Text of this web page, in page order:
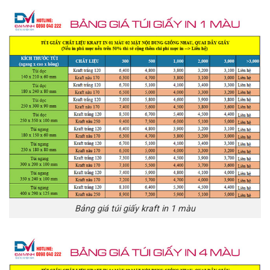
Bảng giá túi giấy kraft in 1 màu